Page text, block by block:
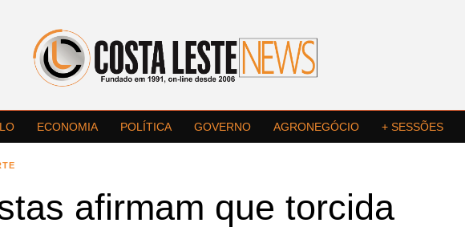
ECONOMIA POLÍTICA GOVERNO AGRONEGÓCIO + SESSÕES
afirmam que torcida